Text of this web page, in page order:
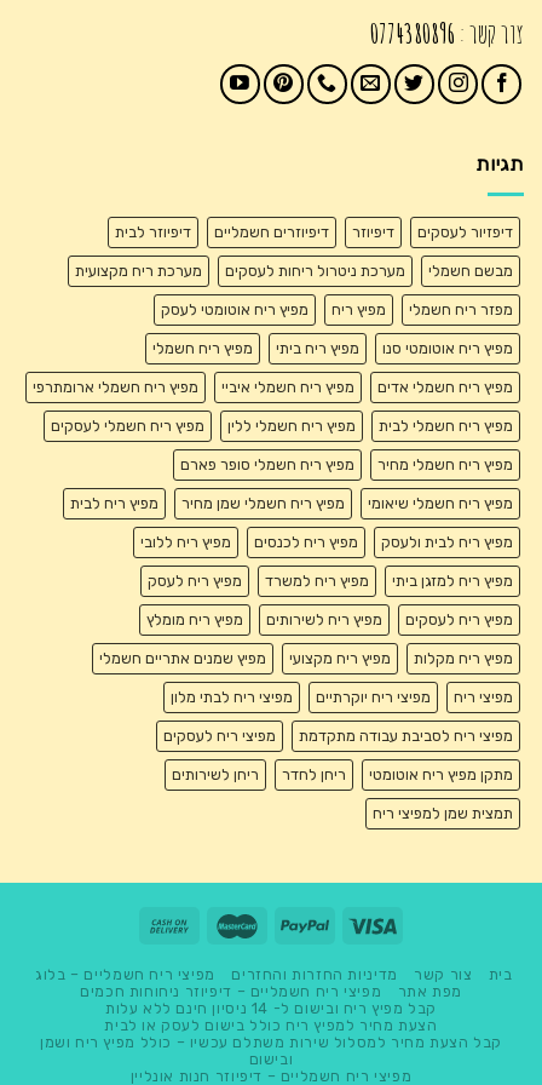
צור קשר : 0774380896
תגיות
דיפזיור לעסקים דיפיוזר דיפיוזרים חשמליים דיפיוזר לבית
מבשם חשמלי מערכת ניטרול ריחות לעסקים מערכת ריח מקצועית
מפזר ריח חשמלי מפיץ ריח מפיץ ריח אוטומטי לעסק
מפיץ ריח אוטומטי סנו מפיץ ריח ביתי מפיץ ריח חשמלי
מפיץ ריח חשמלי אדים מפיץ ריח חשמלי איביי מפיץ ריח חשמלי ארומתרפי
מפיץ ריח חשמלי לבית מפיץ ריח חשמלי ללין מפיץ ריח חשמלי לעסקים
מפיץ ריח חשמלי מחיר מפיץ ריח חשמלי סופר פארם
מפיץ ריח חשמלי שיאומי מפיץ ריח חשמלי שמן מחיר מפיץ ריח לבית
מפיץ ריח לבית ולעסק מפיץ ריח לכנסים מפיץ ריח ללובי
מפיץ ריח למזגן ביתי מפיץ ריח למשרד מפיץ ריח לעסק
מפיץ ריח לעסקים מפיץ ריח לשירותים מפיץ ריח מומלץ
מפיץ ריח מקלות מפיץ ריח מקצועי מפיץ שמנים אתריים חשמלי
מפיצי ריח מפיצי ריח יוקרתיים מפיצי ריח לבתי מלון
מפיצי ריח לסביבת עבודה מתקדמת מפיצי ריח לעסקים
מתקן מפיץ ריח אוטומטי ריחן לחדר ריחן לשירותים
תמצית שמן למפיצי ריח
בית צור קשר מדיניות החזרות והחזרים
מפיצי ריח חשמליים – בלוג
מפת אתר
מפיצי ריח חשמליים – דיפיוזר ניחוחות חכמים
קבל מפיץ ריח ובישום ל- 14 ניסיון חינם ללא עלות
הצעת מחיר למפיץ ריח כולל בישום לעסק או לבית
קבל הצעת מחיר למסלול שירות משתלם עכשיו – כולל מפיץ ריח ושמן
ובישום
מפיצי ריח חשמליים – דיפיוזר חנות אונליין